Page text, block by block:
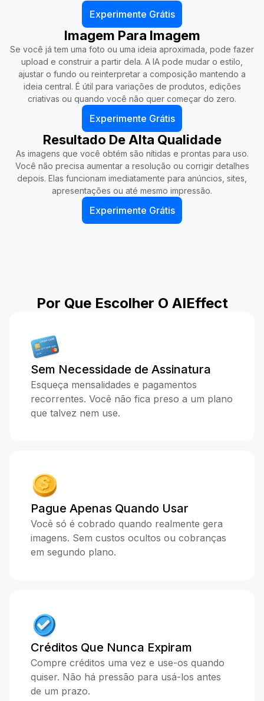
Experimente Grátis
Imagem Para Imagem
Se você já tem uma foto ou uma ideia aproximada, pode fazer
upload e construir a partir dela. A IA pode mudar o estilo,
ajustar o fundo ou reinterpretar a composição mantendo a
ideia central. É útil para variações de produtos, edições
criativas ou quando você não quer começar do zero.
Experimente Grátis
Resultado De Alta Qualidade
As imagens que você obtém são nítidas e prontas para uso.
Você não precisa aumentar a resolução ou corrigir detalhes
depois. Elas funcionam imediatamente para anúncios, sites,
apresentações ou até mesmo impressão.
Experimente Grátis
Por Que Escolher O AIEffect
Sem Necessidade de Assinatura
Esqueça mensalidades e pagamentos
recorrentes. Você não fica preso a um plano
que talvez nem use.
Pague Apenas Quando Usar
Você só é cobrado quando realmente gera
imagens. Sem custos ocultos ou cobranças
em segundo plano.
Créditos Que Nunca Expiram
Compre créditos uma vez e use-os quando
quiser. Não há pressão para usá-los antes
de um prazo.